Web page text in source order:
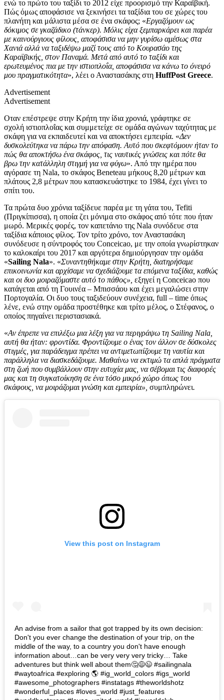
ενώ το πρώτο του ταξίδι το 2012 είχε προορισμό την Καραϊβική.
Πώς όμως αποφάσισε να ξεκινήσει τα ταξίδια του σε χώρες του
πλανήτη και μάλιστα μέσα σε ένα σκάφος; «Εργαζόμουν ως
δόκιμος σε γκαζάδικο (τάνκερ). Μόλις είχα ξεμπαρκάρει και παρέα
με καινούργιους φίλους, αποφάσισα να μην γυρίσω αμέσως στα
Χανιά αλλά να ταξιδέψω μαζί τους από το Κουρασάο της
Καραϊβικής, στον Παναμά. Μετά από αυτό το ταξίδι και
ερωτευμένος πια με την ιστιοπλοΐα, αποφάσισα να κάνω το όνειρό
μου πραγματικότητα», λέει ο Αναστασάκης στη HuffPost Greece.
Advertisement
Advertisement
Οταν επέστρεψε στην Κρήτη την ίδια χρονιά, γράφτηκε σε
σχολή ιστιοπλοΐας και συμμετείχε σε ομάδα αγώνων ταχύτητας με
σκάφη για να εκπαιδευτεί και να αποκτήσει εμπειρία. «Δεν
δυσκολεύτηκα να πάρω την απόφαση. Αυτό που σκεφτόμουν ήταν το
πώς θα αποκτήσω ένα σκάφος, τις ναυτικές γνώσεις και πότε θα
βρω την κατάλληλη στιγμή για να φύγω». Από την ημέρα που
αγόρασε τη Nala, το σκάφος Beneteau μήκους 8,20 μέτρων και
πλάτους 2,8 μέτρων που κατασκευάστηκε το 1984, έχει γίνει το
σπίτι του.
Τα πρώτα δυο χρόνια ταξίδευε παρέα με τη γάτα του, Tefiti
(Πριγκίπισσα), η οποία ζει μόνιμα στο σκάφος από τότε που ήταν
μωρό. Μερικές φορές, τον καπετάνιο της Nala συνόδευε στα
ταξίδια κάποιος φίλος. Τον τρίτο χρόνο, τον Αναστασάκη
συνόδευσε η σύντροφός του Conceicao, με την οποία γνωρίστηκαν
το καλοκαίρι του 2017 και αργότερα δημιούργησαν την ομάδα
«Sailing Nala». «Συναντηθήκαμε στην Κρήτη, διατηρήσαμε
επικοινωνία και αρχίσαμε να σχεδιάζουμε τα επόμενα ταξίδια, καθώς
και οι δυο μοιραζόμαστε αυτό το πάθος», εξηγεί η Conceicao που
κατάγεται από τη Γουινέα – Μπισσάου και έχει μεγαλώσει στην
Πορτογαλία. Οι δυο τους ταξιδεύουν συνέχεια, full – time όπως
λένε, ενώ στην ομάδα προστέθηκε και τρίτο μέλος, ο Στέφανος, ο
οποίος πηγαίνει περιστασιακά.
«Αν έπρεπε να επιλέξω μια λέξη για να περιγράψω τη Sailing Nala,
αυτή θα ήταν: φροντίδα. Φροντίζουμε ο ένας τον άλλον σε δύσκολες
στιγμές, για παράδειγμα πρέπει να αντιμετωπίζουμε τη ναυτία και
παράλληλα να διασκεδάζουμε. Μαθαίνω να εκτιμώ τα απλά πράγματα
στη ζωή που συμβάλλουν στην ευτυχία μας, να σέβομαι τις διαφορές
μας και τη συγκατοίκηση σε ένα τόσο μικρό χώρο όπως του
σκάφους, να μοιράζομαι γνώση και εμπειρία», συμπληρώνει.
View this post on Instagram
An advise from a sailor that got trapped by its own decision:
Don't you ever change the destination of your trip, on the
middle of the way, to a country you don't have enough
information about…can be very very very tricky… Take
adventures but think well about them🤔😅😉 #sailingnala
#waytoafrica #exploring 🌎 #ig_world_colors #igs_world
#awesome_photographers #instatags #theworldshotz
#wonderful_places #loves_world #just_features